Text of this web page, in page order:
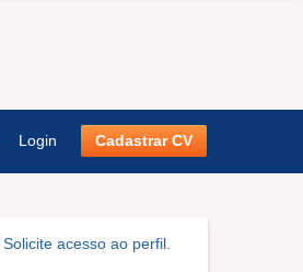
Login Cadastrar CV
acesso ao perfil.